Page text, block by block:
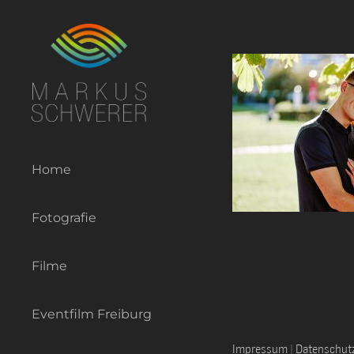
Home
Fotografie
Filme
Eventfilm Freiburg
Impressum |